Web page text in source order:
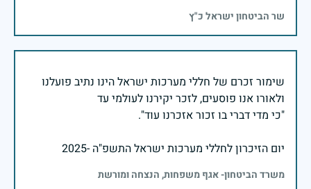
שר הביטחון ישראל כ"ץ
שימור זכרם של חללי מערכות ישראל הינו נתיב פועלנו
יום הזיכרון לחללי מערכות ישראל התשפ"ה -2025
משרד הביטחון- אגף משפחות, הנצחה ומורשת